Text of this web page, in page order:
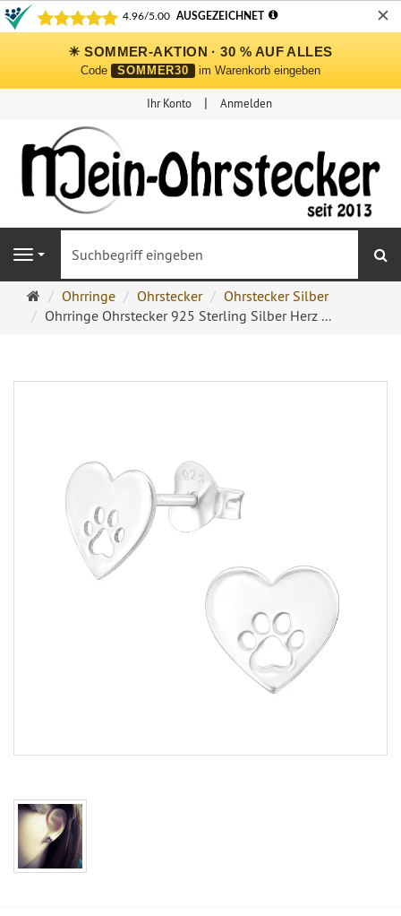
✕
☀ SOMMER-AKTION · 30 % AUF ALLES
Code SOMMER30 im Warenkorb eingeben
Ihr Konto Anmelden
Navigation
Ohrringe
Ohrstecker
Ohrringe Ohrstecker
Ohrstecker Silber
Ohrringe Ohrstecker 925 Sterling Silber Herz ...